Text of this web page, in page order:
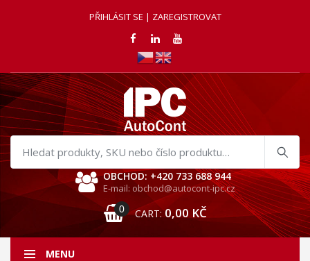
PŘIHLÁSIT SE | ZAREGISTROVAT
Hledat
produkty
OBCHOD: +420 733 688 944
E-mail: obchod@autocont-ipc.cz
0 CART: 0,00 KČ
MENU